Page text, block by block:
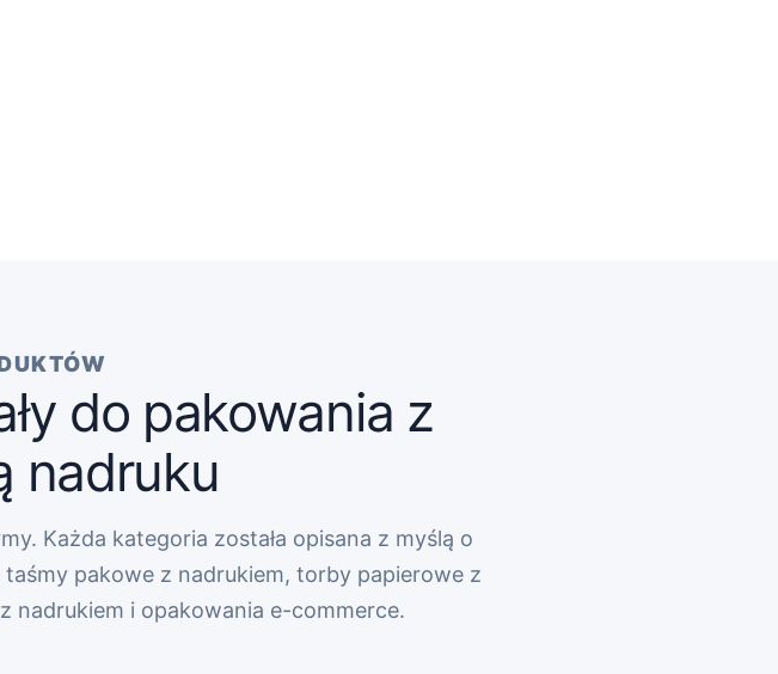
do pakowania z
nadruku
Każda kategoria została opisana z myślą o
pakowe z nadrukiem, torby papierowe z
i opakowania e-commerce.